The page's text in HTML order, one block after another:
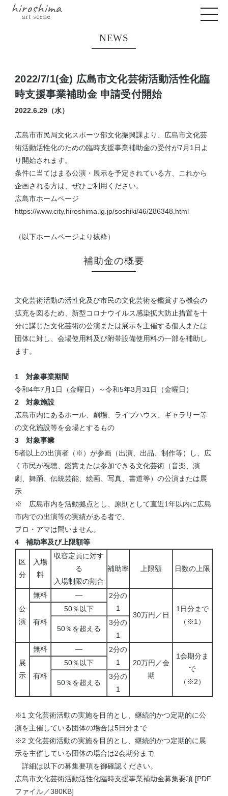
NEWS
2022/7/1(金) 広島市文化芸術活動活性化臨
時支援事業補助金 申請受付開始
2022.6.29（水）
広島市市民局文化スポーツ部文化振興課より、広島市文化芸
術活動活性化のための臨時支援事業補助金の受付が7月1日よ
り開始されます。
条件に当てはまる公演・展示を予定されている方、これから
企画される方は、ぜひご利用ください。
広島市ホームページ
https://www.city.hiroshima.lg.jp/soshiki/46/286348.html
（以下ホームページより抜粋）
補助金の概要
文化芸術活動の活性化及び市民の文化芸術を鑑賞する機会の
拡充を図るため、新型コロナウイルス感染拡大防止措置を十
分に講じた文化芸術の公演または展示を主催する個人または
団体に対し、会場使用料及び附帯設備使用料の一部を補助し
ます。
1 対象事業期間
令和4年7月1日（金曜日）～令和5年3月31日（金曜日）
2 対象施設
広島市内にあるホール、劇場、ライブハウス、ギャラリー等
の文化施設等を会場とするもの
3 対象事業
5者以上の出演者（※）が参画（出演、出品、制作等）し、広
く市民が視聴、鑑賞または参加できる文化芸術（音楽、演
劇、舞踊、伝統芸能、絵画、写真、書道等）の公演または展
示
※ 広島市内を活動拠点とし、原則として直近1年以内に広島
市内での出演等の実績がある者で、
プロ・アマは問いません。
4 補助率及び上限額等
区
分
入場
料
収容定員に対す
る
入場制限の割合
補助率 上限額 日数の上限
公
演
無料 ―
2分の
1
30万円／日
1日分まで
（※1）
有料
50％以下
50％を超える
3分の
1
展
示
無料 ―
2分の
1
20万円／会
期
1会期分ま
で
（※2）
有料
50％以下
50％を超える
3分の
1
※1 文化芸術活動の実施を目的とし、継続的かつ定期的に公
演を主催している団体の場合は5日分まで
※2 文化芸術活動の実施を目的とし、継続的かつ定期的に展
示を主催している団体の場合は2会期分まで
詳細は以下の募集要項を御確認ください。
広島市文化芸術活動活性化臨時支援事業補助金募集要項 [PDF
ファイル／380KB]